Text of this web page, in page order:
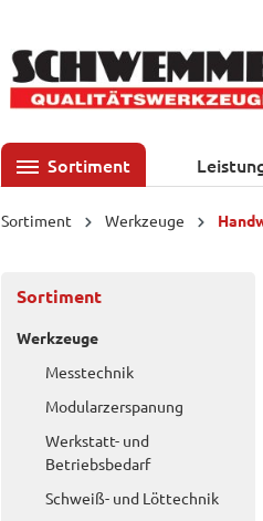
Sortiment
Sortiment Werkzeuge
Sortiment
Werkzeuge
Messtechnik
Modularzerspanung
Werkstatt- und
Betriebsbedarf
Schweiß- und Löttechnik